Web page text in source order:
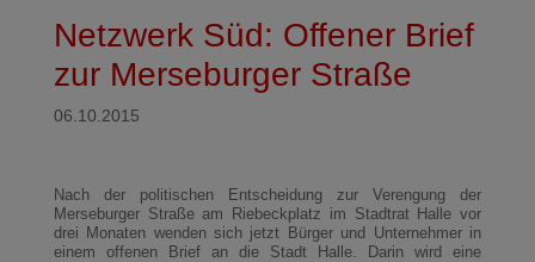
Netzwerk Süd: Offener Brief
zur Merseburger Straße
06.10.2015
Nach der politischen Entscheidung zur Verengung der
Merseburger Straße am Riebeckplatz im Stadtrat Halle vor
drei Monaten wenden sich jetzt Bürger und Unternehmer in
einem offenen Brief an die Stadt Halle. Darin wird eine